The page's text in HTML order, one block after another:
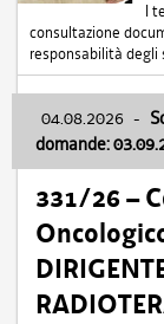
I
consultazione
responsabilità degli
04.08.2026 -
domande:
331/26 –